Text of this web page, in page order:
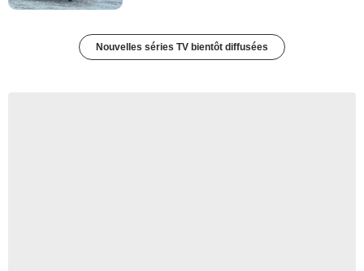
Nouvelles séries TV bientôt diffusées